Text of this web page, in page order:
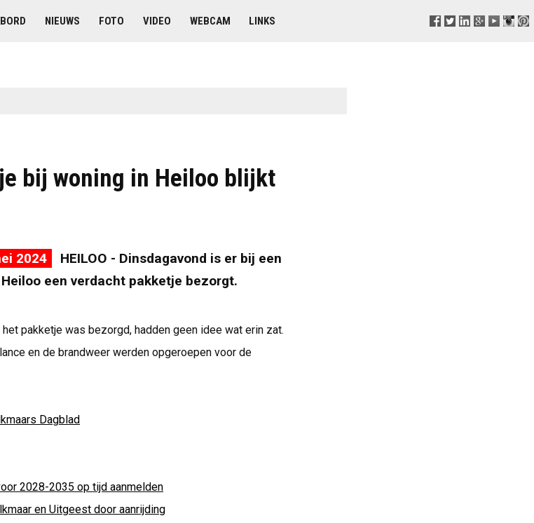
NIEUWS FOTO VIDEO WEBCAM LINKS
bij woning in Heiloo blijkt
2024
HEILOO - Dinsdagavond is er bij een
een verdacht pakketje bezorgt.
pakketje was bezorgd, hadden geen idee wat erin zat.
en de brandweer werden opgeroepen voor de
Dagblad
2028-2035 op tijd aanmelden
en Uitgeest door aanrijding